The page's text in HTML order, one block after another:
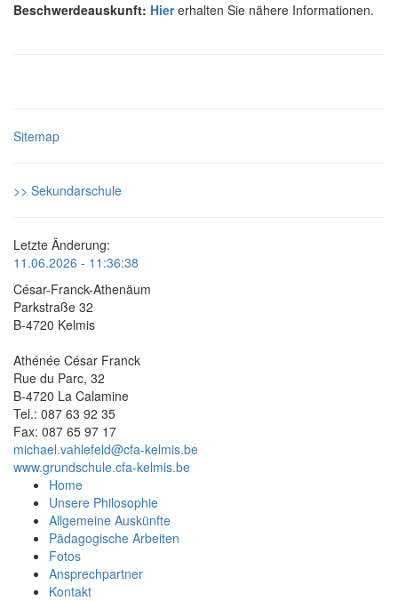
Beschwerdeauskunft: Hier erhalten Sie nähere Informationen.
Sitemap
>> Sekundarschule
Letzte Änderung:
11.06.2026 - 11:36:38
César-Franck-Athenäum
Parkstraße 32
B-4720 Kelmis
Athénée César Franck
Rue du Parc, 32
B-4720 La Calamine
Tel.: 087 63 92 35
Fax: 087 65 97 17
michael.vahlefeld@cfa-kelmis.be
www.grundschule.cfa-kelmis.be
Home
Unsere Philosophie
Allgemeine Auskünfte
Pädagogische Arbeiten
Fotos
Ansprechpartner
Kontakt